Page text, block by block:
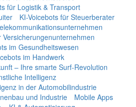
für Logistik & Transport
KI-Voicebots für Steuerberater
Versicherungenunternehmen
im Gesundheitswesen
im Handwerk
– Ihre smarte Surf‑Revolution
Intelligenz
in der Automobilindustrie
und Industrie
Mobile Apps